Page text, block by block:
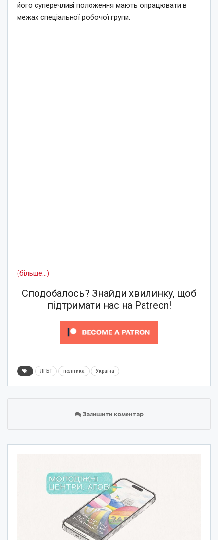
його суперечливі положення мають опрацювати в
межах спеціальної робочої групи.
(більше…)
Сподобалось? Знайди хвилинку, щоб
підтримати нас на Patreon!
ЛГБТ політика Україна
Залишити коментар